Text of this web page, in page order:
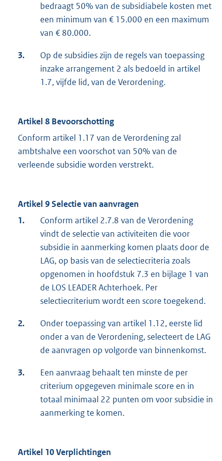
bedraagt 50% van de subsidiabele kosten met
een minimum van € 15.000 en een maximum
van € 80.000.
3.
Op de subsidies zijn de regels van toepassing
inzake arrangement 2 als bedoeld in artikel
1.7, vijfde lid, van de Verordening.
Artikel 8 Bevoorschotting
Conform artikel 1.17 van de Verordening zal
ambtshalve een voorschot van 50% van de
verleende subsidie worden verstrekt.
Artikel 9 Selectie van aanvragen
1.
Conform artikel 2.7.8 van de Verordening
vindt de selectie van activiteiten die voor
subsidie in aanmerking komen plaats door de
LAG, op basis van de selectiecriteria zoals
opgenomen in hoofdstuk 7.3 en bijlage 1 van
de LOS LEADER Achterhoek. Per
selectiecriterium wordt een score toegekend.
2.
Onder toepassing van artikel 1.12, eerste lid
onder a van de Verordening, selecteert de LAG
de aanvragen op volgorde van binnenkomst.
3.
Een aanvraag behaalt ten minste de per
criterium opgegeven minimale score en in
totaal minimaal 22 punten om voor subsidie in
aanmerking te komen.
Artikel 10 Verplichtingen